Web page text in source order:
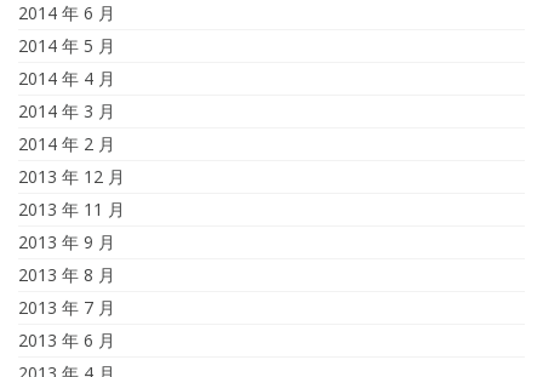
2014 年 6 月
2014 年 5 月
2014 年 4 月
2014 年 3 月
2014 年 2 月
2013 年 12 月
2013 年 11 月
2013 年 9 月
2013 年 8 月
2013 年 7 月
2013 年 6 月